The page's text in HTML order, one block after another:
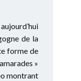
de la
forme de
»
montrant